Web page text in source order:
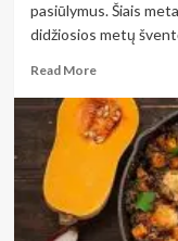
pasiūlymus. Šiais
didžiosios metų
Read MoreRead
about
Šventės
artėja:
„Tele2“
padės
pasiruošti
dovanas